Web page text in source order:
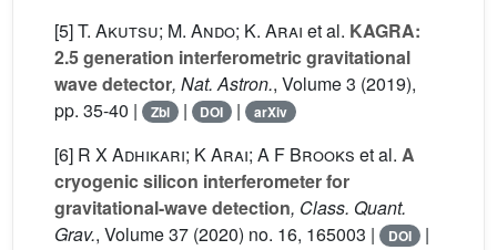
[5]T. Akutsu; M. Ando; K. Arai et al. KAGRA:
2.5 generation interferometric gravitational
wave detector, Nat. Astron., Volume 3 (2019),
pp. 35-40 |
Zbl | DOI | arXiv
[6] R X Adhikari; K Arai; A F Brooks et al. A
cryogenic silicon interferometer for
gravitational-wave detection, Class. Quant.
Grav., Volume 37 (2020) no. 16, 165003 | DOI |